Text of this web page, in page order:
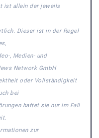
ist allein der jeweils
Dieser ist in der Regel
, Medien- und
Network GmbH
oder Vollständigkeit
bei
haftet sie nur im Fall
zur